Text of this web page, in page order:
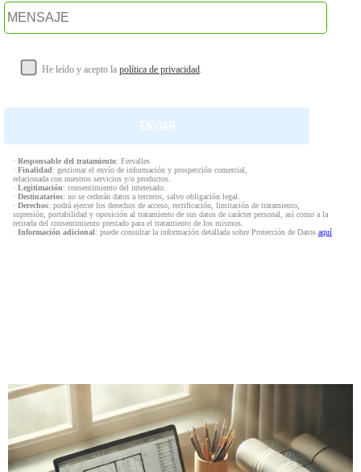
He leído y acepto la política de privacidad.
· Responsable del tratamiento: Fervalles
· Finalidad: gestionar el envío de información y prospección comercial,
relacionada con nuestros servicios y/o productos.
· Legitimación: consentimiento del interesado.
· Destinatarios: no se cederán datos a terceros, salvo obligación legal.
· Derechos: podrá ejercer los derechos de acceso, rectificación, limitación de tratamiento,
supresión, portabilidad y oposición al tratamiento de sus datos de carácter personal, así como a la
retirada del consentimiento prestado para el tratamiento de los mismos.
· Información adicional: puede consultar la información detallada sobre Protección de Datos aquí.